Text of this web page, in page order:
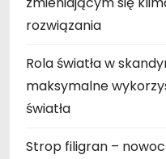
rozwiązania
Rola światła w
maksymalne
światła
Strop filigran –